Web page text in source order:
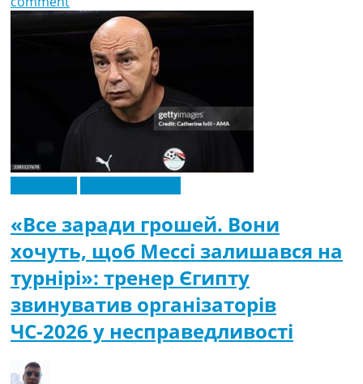
«Все заради грошей. Вони
хочуть, щоб Мессі залишався на
турнірі»: тренер Єгипту
звинуватив організаторів
ЧС-2026 у несправедливості